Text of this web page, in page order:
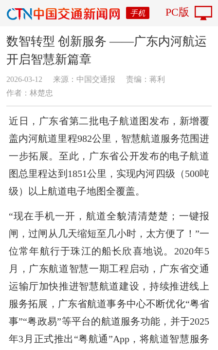
手机 PC版
数智转型 创新服务 ——广东内河航运
开启智慧新篇章
2026-03-12 来源：中国交通报
责编：蒋利
作者：林楚忠
近日，广东省第二批电子航道图发布，新增覆
盖内河航道里程982公里，智慧航道服务范围进
一步拓展。至此，广东省公开发布的电子航道
图总里程达到1851公里，实现内河四级（500吨
级）以上航道电子地图全覆盖。
“现在手机一开，航道全貌清清楚楚；一键报
闸，过闸从几天缩短至几小时，太方便了！”一
位常年航行于珠江的船长欣喜地说。2020年5
月，广东航道智慧一期工程启动，广东省交通
运输厅加快推进智慧航道建设，持续推进线上
服务拓展，广东省航道事务中心不断优化“粤省
事”“粤政易”等平台的航道服务功能，并于2025
年3月正式推出“粤航通”App，将航道智慧服务